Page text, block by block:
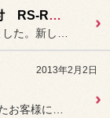
新型 レクサスGS 車高調取付 RS-R Best-i
2013年2月2日